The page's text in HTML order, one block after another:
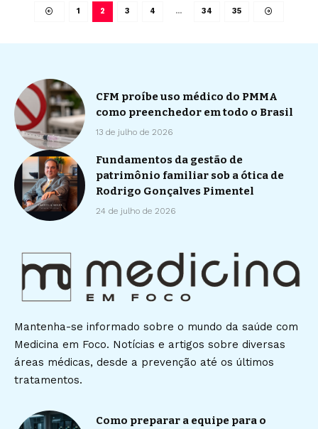
1 2 3 4 … 34 35
CFM proíbe uso médico do PMMA
como preenchedor em todo o Brasil
13 de julho de 2026
Fundamentos da gestão de
patrimônio familiar sob a ótica de
Rodrigo Gonçalves Pimentel
24 de julho de 2026
Mantenha-se informado sobre o mundo da saúde com
Medicina em Foco. Notícias e artigos sobre diversas
áreas médicas, desde a prevenção até os últimos
tratamentos.
Como preparar a equipe para o